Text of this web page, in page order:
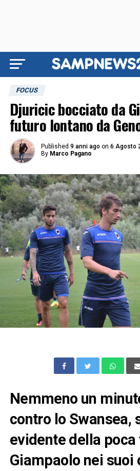
FOCUS
Djuricic bocciato da
futuro lontano da
Published 9 anni ago on 6 Agosto
By Marco Pagano
Nemmeno un
contro lo Swansea,
evidente della
Giampaolo nei suoi